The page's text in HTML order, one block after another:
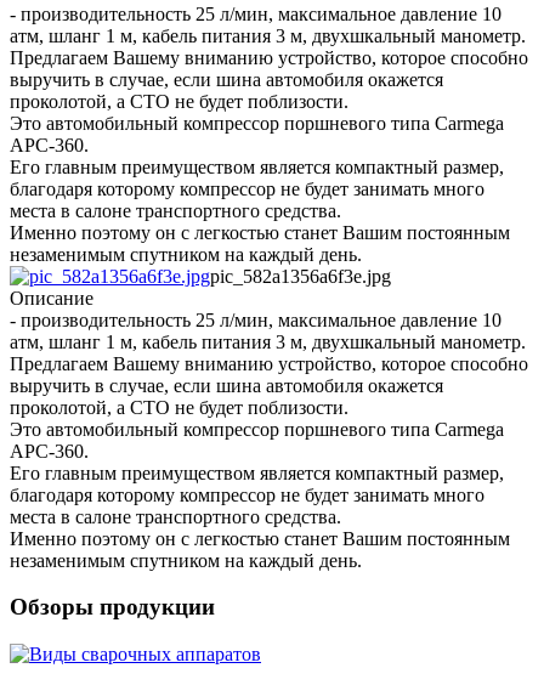
- производительность 25 л/мин, максимальное давление 10
атм, шланг 1 м, кабель питания 3 м, двухшкальный манометр.
Предлагаем Вашему вниманию устройство, которое способно
выручить в случае, если шина автомобиля окажется
проколотой, а СТО не будет поблизости.
Это автомобильный компрессор поршневого типа Carmega
APC-360.
Его главным преимуществом является компактный размер,
благодаря которому компрессор не будет занимать много
места в салоне транспортного средства.
Именно поэтому он с легкостью станет Вашим постоянным
незаменимым спутником на каждый день.
pic_582a1356a6f3e.jpg
Описание
- производительность 25 л/мин, максимальное давление 10
атм, шланг 1 м, кабель питания 3 м, двухшкальный манометр.
Предлагаем Вашему вниманию устройство, которое способно
выручить в случае, если шина автомобиля окажется
проколотой, а СТО не будет поблизости.
Это автомобильный компрессор поршневого типа Carmega
APC-360.
Его главным преимуществом является компактный размер,
благодаря которому компрессор не будет занимать много
места в салоне транспортного средства.
Именно поэтому он с легкостью станет Вашим постоянным
незаменимым спутником на каждый день.
Обзоры продукции